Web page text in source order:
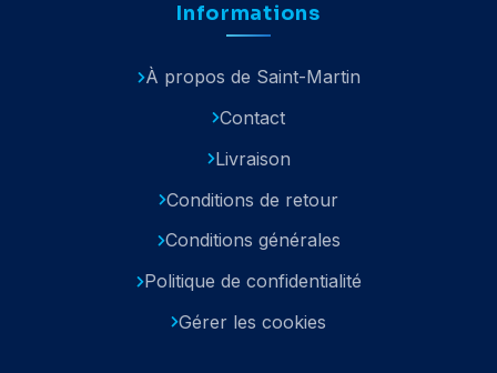
Informations
À propos de Saint-Martin
Contact
Livraison
Conditions de retour
Conditions générales
Politique de confidentialité
Gérer les cookies